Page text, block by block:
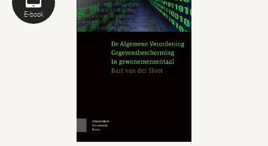
E-book